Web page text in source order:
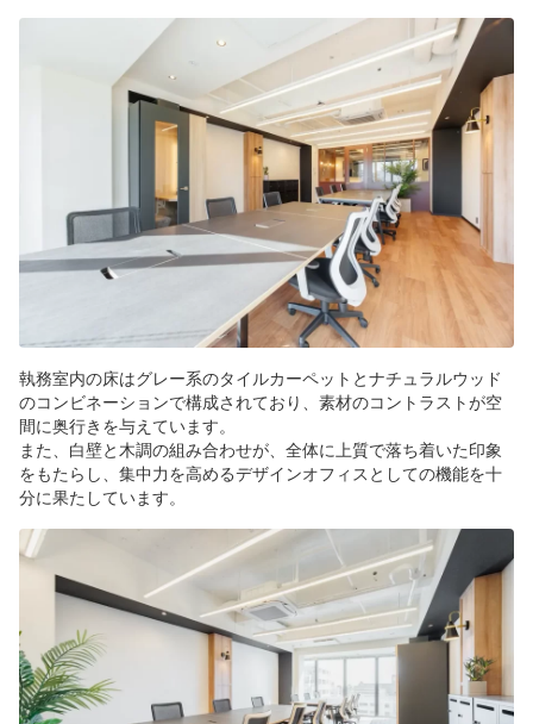
執務室内の床はグレー系のタイルカーペットとナチュラルウッド
のコンビネーションで構成されており、素材のコントラストが空
間に奥行きを与えています。
また、白壁と木調の組み合わせが、全体に上質で落ち着いた印象
をもたらし、集中力を高めるデザインオフィスとしての機能を十
分に果たしています。